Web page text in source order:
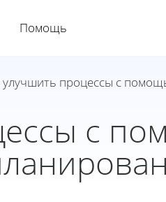
Помощь
улучшить процессы с
с